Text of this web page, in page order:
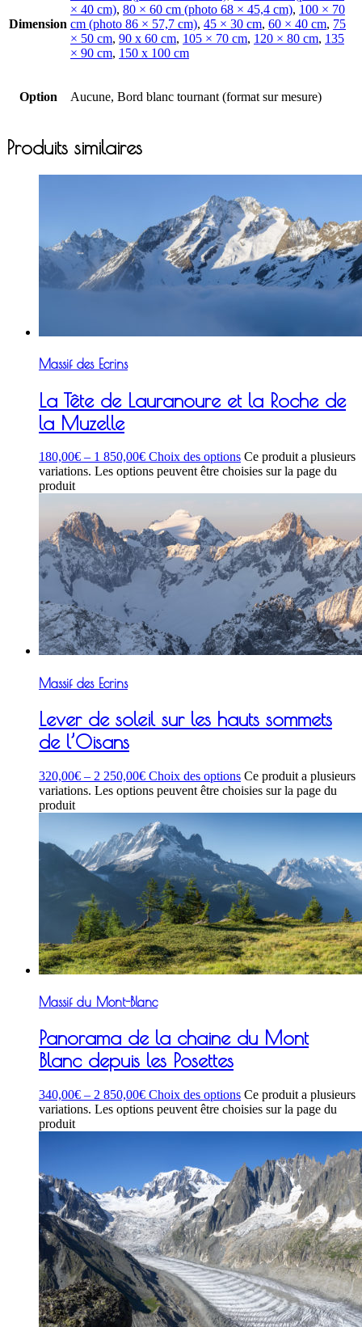
Dimension
× 40 cm), 80 × 60 cm (photo 68 × 45,4 cm), 100 × 70
cm (photo 86 × 57,7 cm), 45 × 30 cm, 60 × 40 cm, 75
× 50 cm, 90 x 60 cm, 105 × 70 cm, 120 × 80 cm, 135
× 90 cm, 150 x 100 cm
Option Aucune, Bord blanc tournant (format sur mesure)
Produits similaires
Massif des Ecrins
La Tête de Lauranoure et la Roche de
la Muzelle
180,00€ – 1 850,00€ Choix des options Ce produit a plusieurs
variations. Les options peuvent être choisies sur la page du
produit
Massif des Ecrins
Lever de soleil sur les hauts sommets
de l’Oisans
320,00€ – 2 250,00€ Choix des options Ce produit a plusieurs
variations. Les options peuvent être choisies sur la page du
produit
Massif du Mont-Blanc
Panorama de la chaine du Mont
Blanc depuis les Posettes
340,00€ – 2 850,00€ Choix des options Ce produit a plusieurs
variations. Les options peuvent être choisies sur la page du
produit